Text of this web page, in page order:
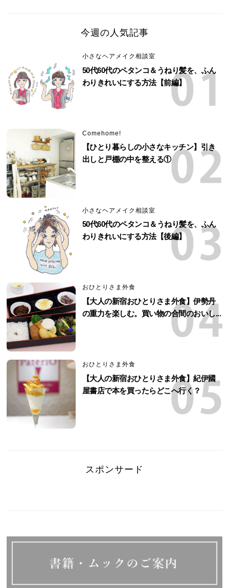
今週の人気記事
小さなヘアメイク相談室
50代60代のペタンコ＆うねり髪を、ふん
わりきれいにする方法【前編】
Comehome!
【ひとり暮らしの小さなキッチン】引き
出しと戸棚の中を整える①
小さなヘアメイク相談室
50代60代のペタンコ＆うねり髪を、ふん
わりきれいにする方法【後編】
おひとりさま外食
【大人の新宿おひとりさま外食】伊勢丹
の重力を楽しむ。買い物の合間のおいし...
おひとりさま外食
【大人の新宿おひとりさま外食】紀伊國
屋書店で本を買ったらどこへ行く？
スポンサード